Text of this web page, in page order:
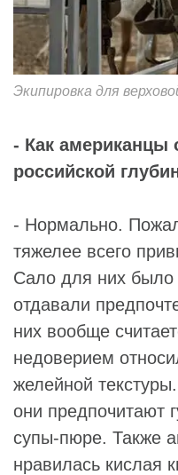
Экипировка для
- Как американцы
российской
- Нормально.
тяжелее всего
Сало для них
отдавали
них вообще
недоверием
желейной
они предпочитают
супы-пюре. Также
нравилась кислая